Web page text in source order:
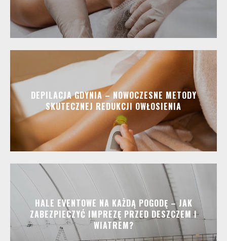
DEPILACJA GDYNIA – NOWOCZESNE METODY
SKUTECZNEJ REDUKCJI OWŁOSIENIA
HALE EVENTOWE NA KAŻDĄ POGODĘ – JAK
ZABEZPIECZYĆ IMPREZĘ PRZED DESZCZEM I
WIATREM?